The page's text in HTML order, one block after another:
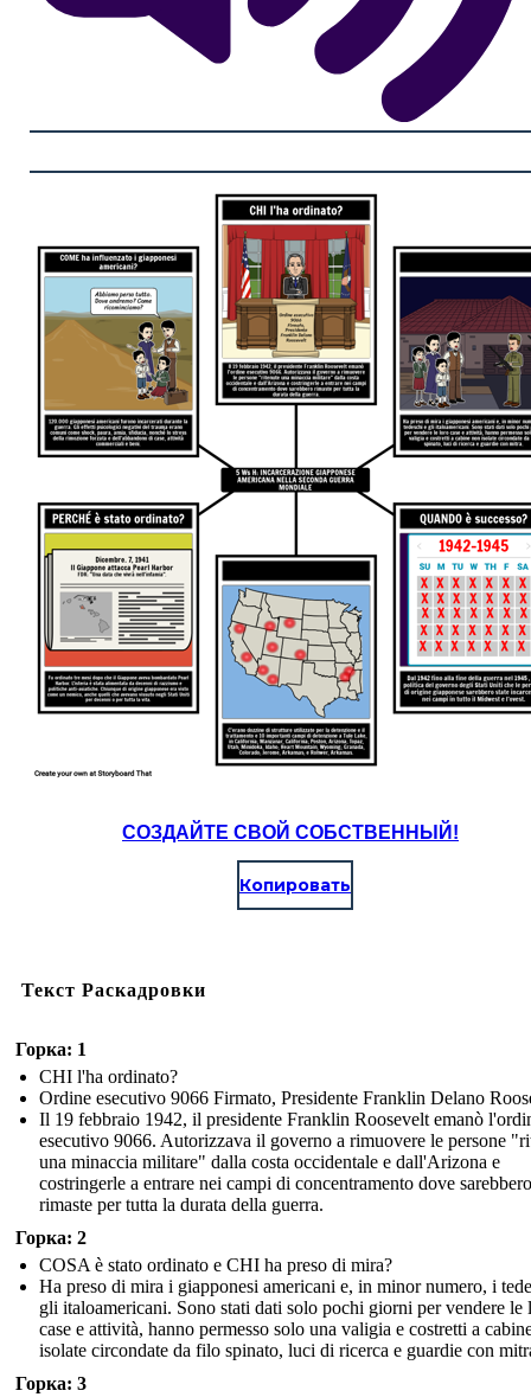
СОЗДАЙТЕ СВОЙ СОБСТВЕННЫЙ!
Копировать
Текст Раскадровки
Горка: 1
CHI l'ha ordinato?
Ordine esecutivo 9066 Firmato, Presidente Franklin Delano
Il 19 febbraio 1942, il presidente Franklin Roosevelt emanò
esecutivo 9066. Autorizzava il governo a rimuovere le persone
una minaccia militare" dalla costa occidentale e dall'Arizona e
costringerle a entrare nei campi di concentramento dove sarebbero
rimaste per tutta la durata della guerra.
Горка: 2
COSA è stato ordinato e CHI ha preso di mira?
Ha preso di mira i giapponesi americani e, in minor numero, i
gli italoamericani. Sono stati dati solo pochi giorni per vendere le
case e attività, hanno permesso solo una valigia e costretti a
isolate circondate da filo spinato, luci di ricerca e guardie con
Горка: 3